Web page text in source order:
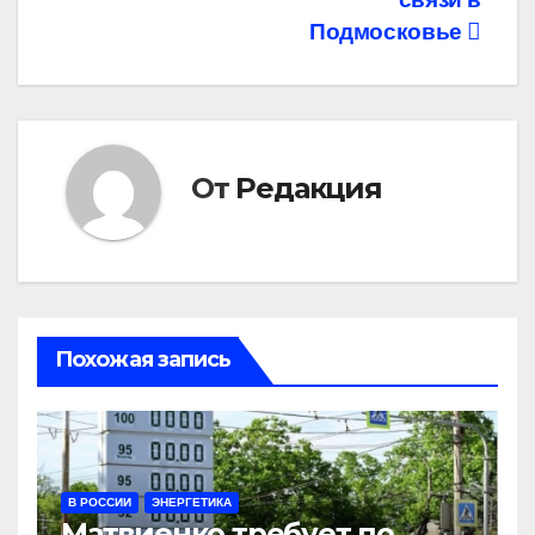
Подмосковье
От Редакция
Похожая запись
В РОССИИ ЭНЕРГЕТИКА